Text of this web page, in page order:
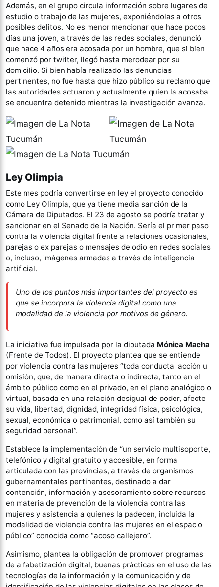
Además, en el grupo circula información sobre lugares de
estudio o trabajo de las mujeres, exponiéndolas a otros
posibles delitos. No es menor mencionar que hace pocos
días una joven, a través de las redes sociales, denunció
que hace 4 años era acosada por un hombre, que si bien
comenzó por twitter, llegó hasta merodear por su
domicilio. Si bien había realizado las denuncias
pertinentes, no fue hasta que hizo público su reclamo que
las autoridades actuaron y actualmente quien la acosaba
se encuentra detenido mientras la investigación avanza.
Ley Olimpia
Este mes podría convertirse en ley el proyecto conocido
como Ley Olimpia, que ya tiene media sanción de la
Cámara de Diputados. El 23 de agosto se podría tratar y
sancionar en el Senado de la Nación. Sería el primer paso
contra la violencia digital frente a relaciones ocasionales,
parejas o ex parejas o mensajes de odio en redes sociales
o, incluso, imágenes armadas a través de inteligencia
artificial.
Uno de los puntos más importantes del proyecto es
que se incorpora la violencia digital como una
modalidad de la violencia por motivos de género.
La iniciativa fue impulsada por la diputada Mónica Macha
(Frente de Todos). El proyecto plantea que se entiende
por violencia contra las mujeres “toda conducta, acción u
omisión, que, de manera directa o indirecta, tanto en el
ámbito público como en el privado, en el plano analógico o
virtual, basada en una relación desigual de poder, afecte
su vida, libertad, dignidad, integridad física, psicológica,
sexual, económica o patrimonial, como así también su
seguridad personal”.
Establece la implementación de “un servicio multisoporte,
telefónico y digital gratuito y accesible, en forma
articulada con las provincias, a través de organismos
gubernamentales pertinentes, destinado a dar
contención, información y asesoramiento sobre recursos
en materia de prevención de la violencia contra las
mujeres y asistencia a quienes la padecen, incluida la
modalidad de violencia contra las mujeres en el espacio
público” conocida como “acoso callejero”.
Asimismo, plantea la obligación de promover programas
de alfabetización digital, buenas prácticas en el uso de las
tecnologías de la información y la comunicación y de